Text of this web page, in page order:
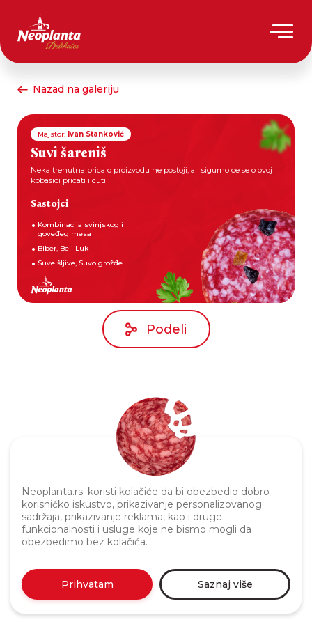
Neoplanta.rs. koristi kolačiće da bi obezbedio dobro
korisničko iskustvo, prikazivanje personalizovanog
sadržaja, prikazivanje reklama, kao i druge
funkcionalnosti i usluge koje ne bismo mogli da
obezbedimo bez kolačića.
Prihvatam Saznaj više
Nazad na galeriju
Majstor: Ivan Stanković
Suvi šareniš
Neka trenutna prica o proizvodu ne postoji, ali sigurno ce se o ovoj
kobasici pricati i cuti!!!
Sastojci
Kombinacija svinjskog i
goveđeg mesa
Biber, Beli Luk
Suve šljive, Suvo grožđe
Podeli
Politika privatnosti